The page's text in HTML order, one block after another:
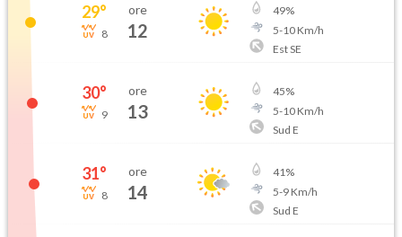
29°
8
ore
12
49%
5-10Km/h
Est SE
30°
9
ore
13
45%
5-10Km/h
Sud E
31°
8
ore
14
41%
5-9Km/h
Sud E